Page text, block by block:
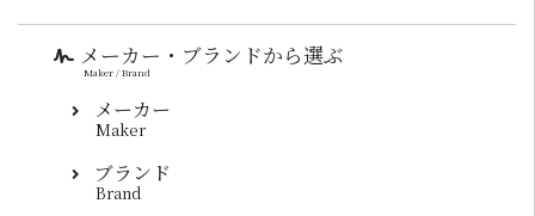
メーカー・ブランドから選ぶ
Maker / Brand
メーカー
Maker
ブランド
Brand